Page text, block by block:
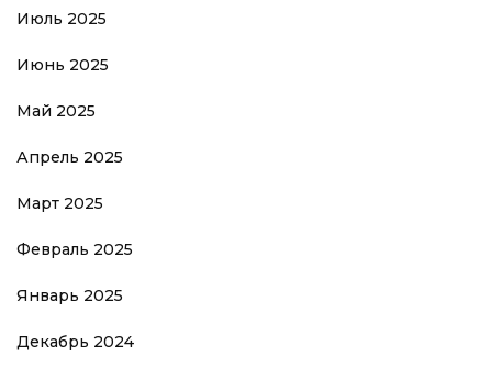
Июль 2025
Июнь 2025
Май 2025
Апрель 2025
Март 2025
Февраль 2025
Январь 2025
Декабрь 2024